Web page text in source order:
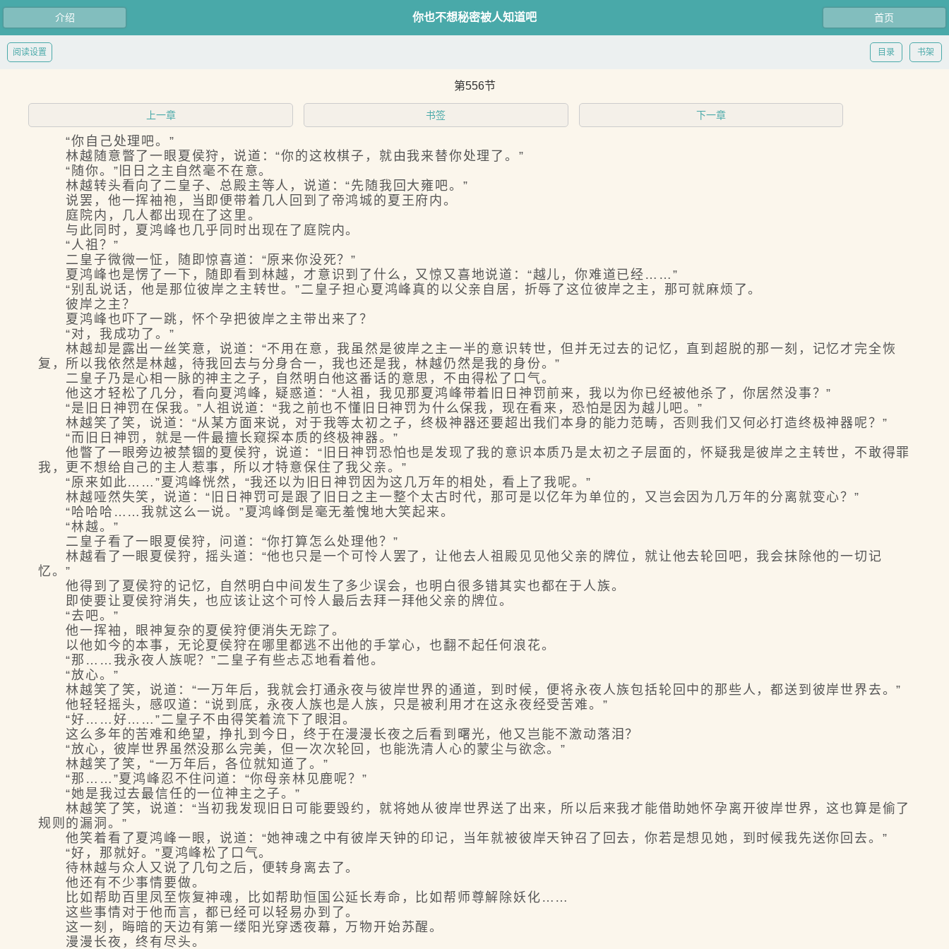
介绍 首页
你也不想秘密被人知道吧
书架
目录
阅读设置
第556节
上一章 书签 下一章
“你自己处理吧。”
林越随意瞥了一眼夏侯狩，说道：“你的这枚棋子，就由我来替你处理了。”
“随你。”旧日之主自然毫不在意。
林越转头看向了二皇子、总殿主等人，说道：“先随我回大雍吧。”
说罢，他一挥袖袍，当即便带着几人回到了帝鸿城的夏王府内。
庭院内，几人都出现在了这里。
与此同时，夏鸿峰也几乎同时出现在了庭院内。
“人祖？”
二皇子微微一怔，随即惊喜道：“原来你没死？”
夏鸿峰也是愣了一下，随即看到林越，才意识到了什么，又惊又喜地说道：“越儿，你难道已经……”
“别乱说话，他是那位彼岸之主转世。”二皇子担心夏鸿峰真的以父亲自居，折辱了这位彼岸之主，那可就麻烦了。
彼岸之主？
夏鸿峰也吓了一跳，怀个孕把彼岸之主带出来了？
“对，我成功了。”
林越却是露出一丝笑意，说道：“不用在意，我虽然是彼岸之主一半的意识转世，但并无过去的记忆，直到超脱的那一刻，记忆才完全恢
复，所以我依然是林越，待我回去与分身合一，我也还是我，林越仍然是我的身份。”
二皇子乃是心相一脉的神主之子，自然明白他这番话的意思，不由得松了口气。
他这才轻松了几分，看向夏鸿峰，疑惑道：“人祖，我见那夏鸿峰带着旧日神罚前来，我以为你已经被他杀了，你居然没事？”
“是旧日神罚在保我。”人祖说道：“我之前也不懂旧日神罚为什么保我，现在看来，恐怕是因为越儿吧。”
林越笑了笑，说道：“从某方面来说，对于我等太初之子，终极神器还要超出我们本身的能力范畴，否则我们又何必打造终极神器呢？”
“而旧日神罚，就是一件最擅长窥探本质的终极神器。”
他瞥了一眼旁边被禁锢的夏侯狩，说道：“旧日神罚恐怕也是发现了我的意识本质乃是太初之子层面的，怀疑我是彼岸之主转世，不敢得罪
我，更不想给自己的主人惹事，所以才特意保住了我父亲。”
“原来如此……”夏鸿峰恍然，“我还以为旧日神罚因为这几万年的相处，看上了我呢。”
林越哑然失笑，说道：“旧日神罚可是跟了旧日之主一整个太古时代，那可是以亿年为单位的，又岂会因为几万年的分离就变心？”
“哈哈哈……我就这么一说。”夏鸿峰倒是毫无羞愧地大笑起来。
“林越。”
二皇子看了一眼夏侯狩，问道：“你打算怎么处理他？”
林越看了一眼夏侯狩，摇头道：“他也只是一个可怜人罢了，让他去人祖殿见见他父亲的牌位，就让他去轮回吧，我会抹除他的一切记
忆。”
他得到了夏侯狩的记忆，自然明白中间发生了多少误会，也明白很多错其实也都在于人族。
即使要让夏侯狩消失，也应该让这个可怜人最后去拜一拜他父亲的牌位。
“去吧。”
他一挥袖，眼神复杂的夏侯狩便消失无踪了。
以他如今的本事，无论夏侯狩在哪里都逃不出他的手掌心，也翻不起任何浪花。
“那……我永夜人族呢？”二皇子有些忐忑地看着他。
“放心。”
林越笑了笑，说道：“一万年后，我就会打通永夜与彼岸世界的通道，到时候，便将永夜人族包括轮回中的那些人，都送到彼岸世界去。”
他轻轻摇头，感叹道：“说到底，永夜人族也是人族，只是被利用才在这永夜经受苦难。”
“好……好……”二皇子不由得笑着流下了眼泪。
这么多年的苦难和绝望，挣扎到今日，终于在漫漫长夜之后看到曙光，他又岂能不激动落泪？
“放心，彼岸世界虽然没那么完美，但一次次轮回，也能洗清人心的蒙尘与欲念。”
林越笑了笑，“一万年后，各位就知道了。”
“那……”夏鸿峰忍不住问道：“你母亲林见鹿呢？”
“她是我过去最信任的一位神主之子。”
林越笑了笑，说道：“当初我发现旧日可能要毁约，就将她从彼岸世界送了出来，所以后来我才能借助她怀孕离开彼岸世界，这也算是偷了
规则的漏洞。”
他笑着看了夏鸿峰一眼，说道：“她神魂之中有彼岸天钟的印记，当年就被彼岸天钟召了回去，你若是想见她，到时候我先送你回去。”
“好，那就好。”夏鸿峰松了口气。
待林越与众人又说了几句之后，便转身离去了。
他还有不少事情要做。
比如帮助百里凤至恢复神魂，比如帮助恒国公延长寿命，比如帮师尊解除妖化……
这些事情对于他而言，都已经可以轻易办到了。
这一刻，晦暗的天边有第一缕阳光穿透夜幕，万物开始苏醒。
漫漫长夜，终有尽头。